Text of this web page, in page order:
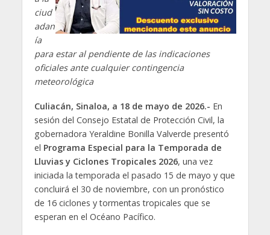
ciud
adan
ía
para estar al pendiente de las indicaciones
oficiales ante cualquier contingencia
meteorológica
Culiacán, Sinaloa, a 18 de mayo de 2026.- En
sesión del Consejo Estatal de Protección Civil, la
gobernadora Yeraldine Bonilla Valverde presentó
el Programa Especial para la Temporada de
Lluvias y Ciclones Tropicales 2026, una vez
iniciada la temporada el pasado 15 de mayo y que
concluirá el 30 de noviembre, con un pronóstico
de 16 ciclones y tormentas tropicales que se
esperan en el Océano Pacífico.